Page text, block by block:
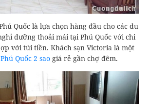
Quốc là lựa chọn hàng đầu cho các du
dưỡng thoải mái tại Phú Quốc với chi
với túi tiền. Khách sạn Victoria là một
Quốc 2 sao giá rẻ gần chợ đêm.